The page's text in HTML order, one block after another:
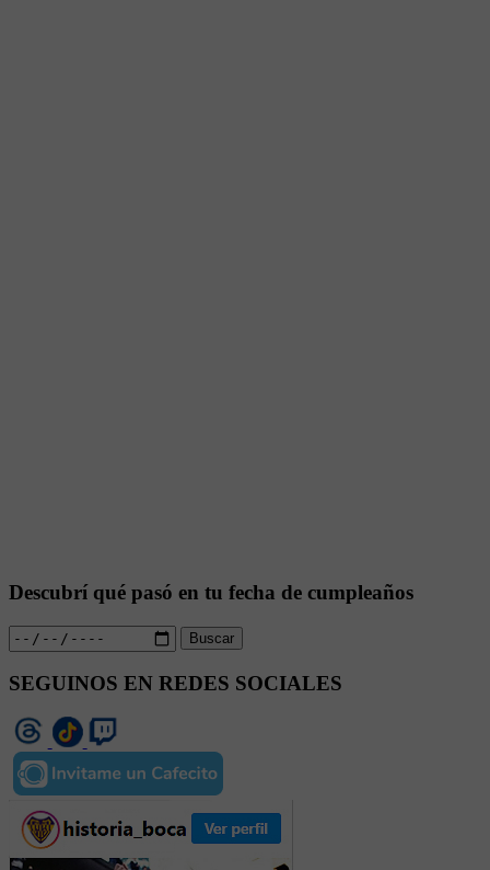
Descubrí qué pasó en tu fecha de cumpleaños
Buscar
SEGUINOS EN REDES SOCIALES